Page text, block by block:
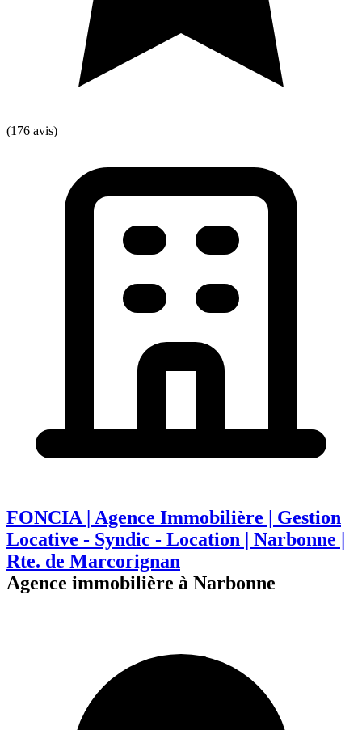
(176 avis)
FONCIA | Agence Immobilière | Gestion
Locative - Syndic - Location | Narbonne |
Rte. de Marcorignan
Agence immobilière à Narbonne